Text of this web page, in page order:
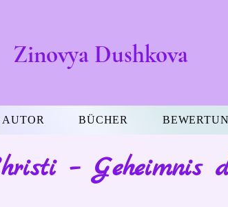
Zinovya Dushkova
BÜCHER
– Geheimnis